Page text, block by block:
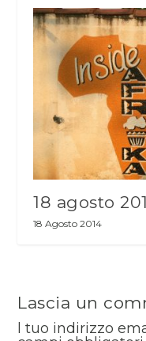
18 agosto
18 Agosto 2014
Lascia un
l tuo indirizzo